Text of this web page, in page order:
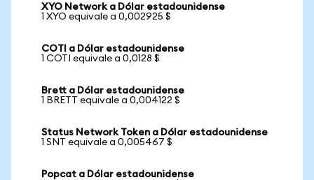
XYO Network a Dólar estadounidense
1 XYO equivale a 0,002925 $
COTI a Dólar estadounidense
1 COTI equivale a 0,0128 $
Brett a Dólar estadounidense
1 BRETT equivale a 0,004122 $
Status Network Token a Dólar estadounidense
1 SNT equivale a 0,005467 $
Popcat a Dólar estadounidense